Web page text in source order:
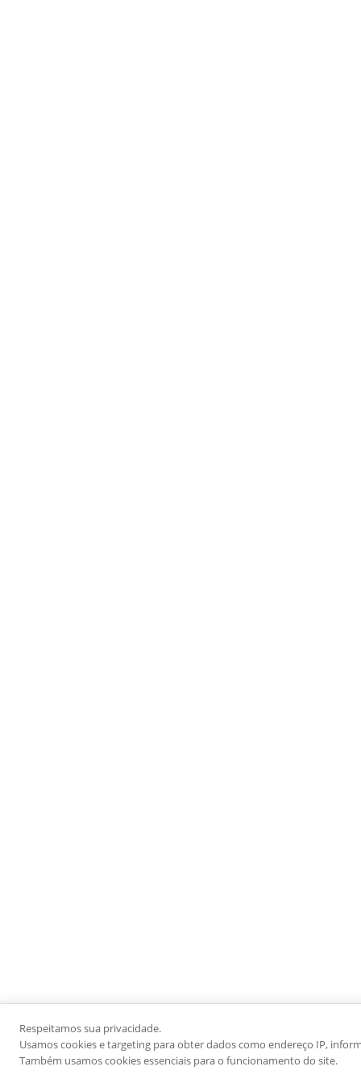
Respeitamos sua privacidade.
Usamos cookies e targeting para obter dados como endereço IP,
Também usamos cookies essenciais para o funcionamento do site.